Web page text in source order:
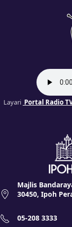
Layari Portal Radio
Majlis
30450, Ipoh
05-208 3333